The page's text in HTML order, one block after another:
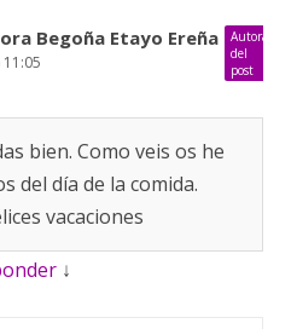
Begoña Etayo Ereña
Autora
del
post
bien. Como veis os he
del día de la comida.
vacaciones
↓